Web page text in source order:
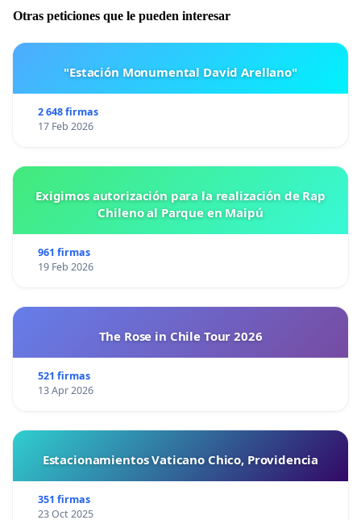
Otras peticiones que le pueden interesar
"Estación Monumental David Arellano"
2 648 firmas
17 Feb 2026
Exigimos autorización para la realización de Rap
Chileno al Parque en Maipú
961 firmas
19 Feb 2026
The Rose in Chile Tour 2026
521 firmas
13 Apr 2026
Estacionamientos Vaticano Chico, Providencia
351 firmas
23 Oct 2025